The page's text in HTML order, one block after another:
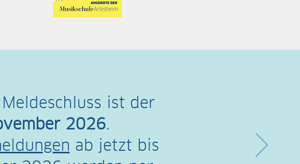
ist der
2026.
ab jetzt bis